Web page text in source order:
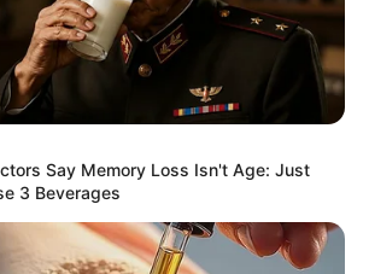
ดวงรายวัน 14 กันยายน 2565
14 ก.ย. 2022
Say Memory Loss Isn't Age: Just
3 Beverages